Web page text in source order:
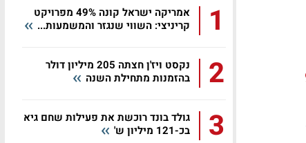
1
אמריקה ישראל קונה 49% מפרויקט
קריניצי: השווי שנגזר והמשמעות...
2
נקסט ויז'ן חצתה 205 מיליון דולר
בהזמנות מתחילת השנה
3
גולד בונד רוכשת את פעילות שחם גיא
בכ-121 מיליון ש'